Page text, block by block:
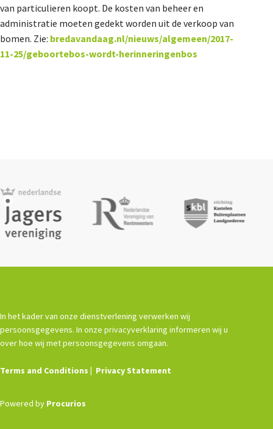
van particulieren koopt. De kosten van beheer en
administratie moeten gedekt worden uit de verkoop van
bomen. Zie: bredavandaag.nl/nieuws/algemeen/2017-
11-25/geboortebos-wordt-herinneringenbos
In het kader van onze dienstverlening verwerken wij
persoonsgegevens. In onze privacyverklaring informeren wij u
over hoe wij met persoonsgegevens omgaan.
Terms and Conditions Privacy Statement
Powered by Procurios